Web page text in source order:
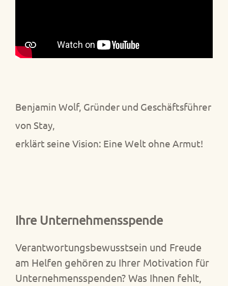
Benjamin Wolf, Gründer und Geschäftsführer
von Stay,
erklärt seine Vision: Eine Welt ohne Armut!
Ihre Unternehmensspende
Verantwortungsbewusstsein und Freude
am Helfen gehören zu Ihrer Motivation für
Unternehmensspenden? Was Ihnen fehlt,